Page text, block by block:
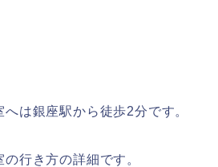
は銀座駅から徒歩2分です。
行き方の詳細です。